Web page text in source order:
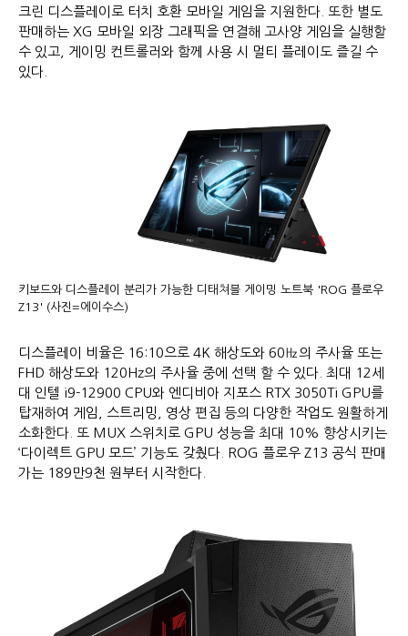
크린 디스플레이로 터치 호환 모바일 게임을 지원한다. 또한 별도
판매하는 XG 모바일 외장 그래픽을 연결해 고사양 게임을 실행할
수 있고, 게이밍 컨트롤러와 함께 사용 시 멀티 플레이도 즐길 수
있다.
키보드와 디스플레이 분리가 가능한 디태쳐블 게이밍 노트북 'ROG 플로우
Z13' (사진=에이수스)
디스플레이 비율은 16:10으로 4K 해상도와 60㎐의 주사율 또는
FHD 해상도와 120Hz의 주사율 중에 선택 할 수 있다. 최대 12세
대 인텔 i9-12900 CPU와 엔디비아 지포스 RTX 3050Ti GPU를
탑재하여 게임, 스트리밍, 영상 편집 등의 다양한 작업도 원활하게
소화한다. 또 MUX 스위치로 GPU 성능을 최대 10% 향상시키는
‘다이렉트 GPU 모드’ 기능도 갖췄다. ROG 플로우 Z13 공식 판매
가는 189만9천 원부터 시작한다.